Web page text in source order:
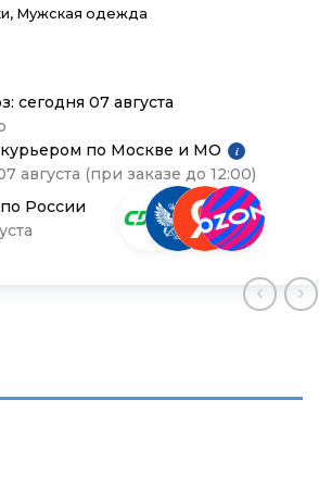
, Мужская одежда
сегодня 07 августа
курьером по Москве и МО
i
августа (при заказе до 12:00)
России